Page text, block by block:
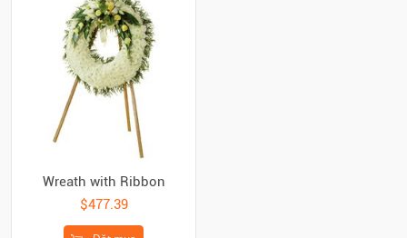
Wreath with Ribbon
$477.39